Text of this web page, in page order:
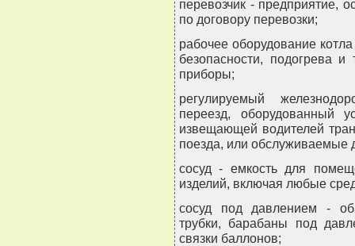
перевозчик - предприятие,
по договору перевозки;
рабочее оборудование
безопасности, подогрева
приборы;
регулируемый
переезд, оборудованный
извещающей водителей
поезда, или обслуживаемые
сосуд - емкость для
изделий, включая любые
сосуд под давлением -
трубки, барабаны под
связки баллонов;